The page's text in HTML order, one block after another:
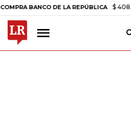
DE LA REPÚBLICA $ 408.498,97